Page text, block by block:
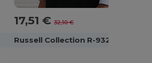
17,51 €32,10 €
Russell Collection R-932F-0